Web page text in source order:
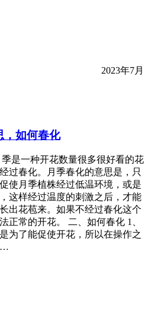
2023年7月
，如何春化
是一种开花数量很多很好看的花
过春化。月季春化的意思是，只
使月季植株经过低温环境，或是
这样经过温度的刺激之后，才能
出花苞来。如果不经过春化这个
正常的开花。 二、如何春化 1、
为了能促使开花，所以在操作之
…